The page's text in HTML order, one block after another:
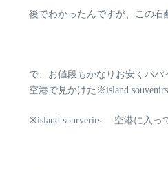
後でわかったんですが、この石
で、お値段もかなりお安くパパ
空港で見かけた※island
※island sourverirs—-空港に入っ